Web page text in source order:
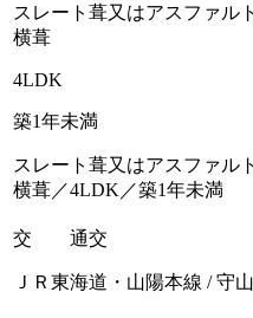
スレート葺又はアスファル
横葺
4LDK
築1年未満
スレート葺又はアスファル
横葺／4LDK／築1年未満
交 通交
ＪＲ東海道・山陽本線 / 守